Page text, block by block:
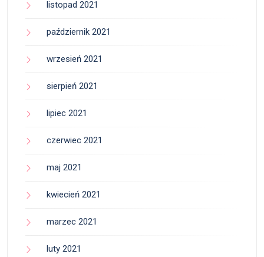
listopad 2021
październik 2021
wrzesień 2021
sierpień 2021
lipiec 2021
czerwiec 2021
maj 2021
kwiecień 2021
marzec 2021
luty 2021